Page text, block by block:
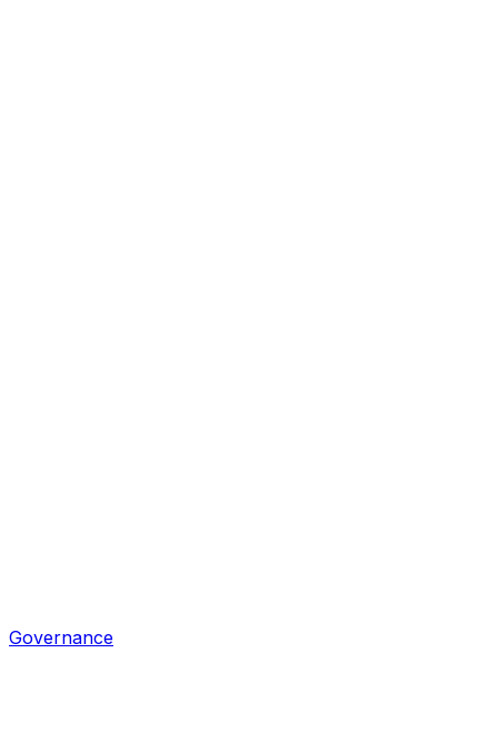
Governance